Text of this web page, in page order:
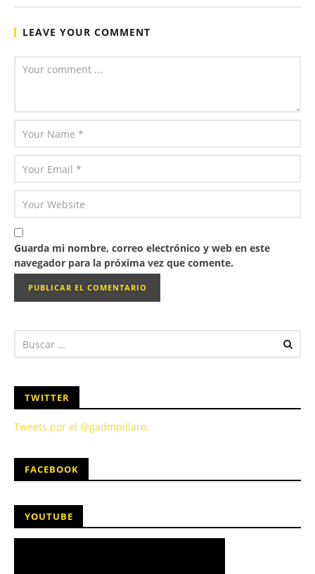
LEAVE YOUR COMMENT
Guarda mi nombre, correo electrónico y web en este
navegador para la próxima vez que comente.
TWITTER
Tweets por el @gadmpillaro.
FACEBOOK
YOUTUBE